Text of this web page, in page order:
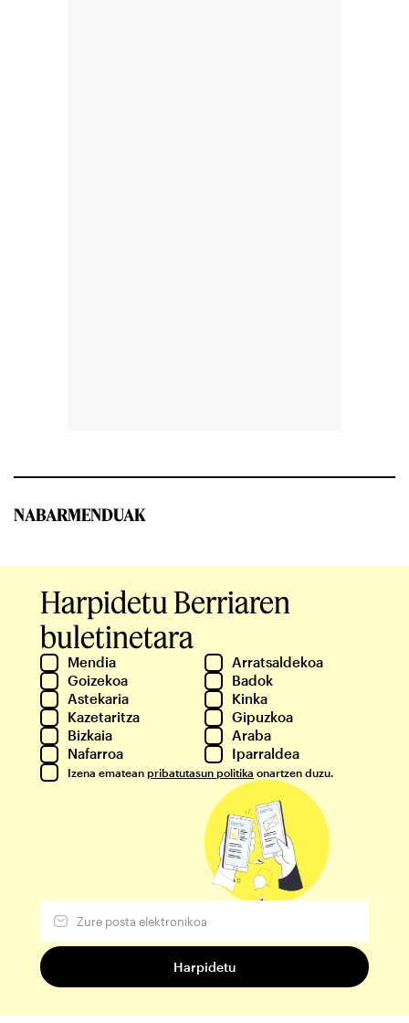
NABARMENDUAK
Harpidetu Berriaren
buletinetara
Mendia
Arratsaldekoa
Goizekoa
Badok
Astekaria
Kinka
Kazetaritza
Gipuzkoa
Bizkaia
Araba
Nafarroa
Iparraldea
Izena ematean pribatutasun politika onartzen duzu.